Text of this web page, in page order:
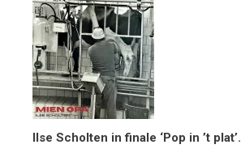
Ilse Scholten in finale ‘Pop in ’t plat’.